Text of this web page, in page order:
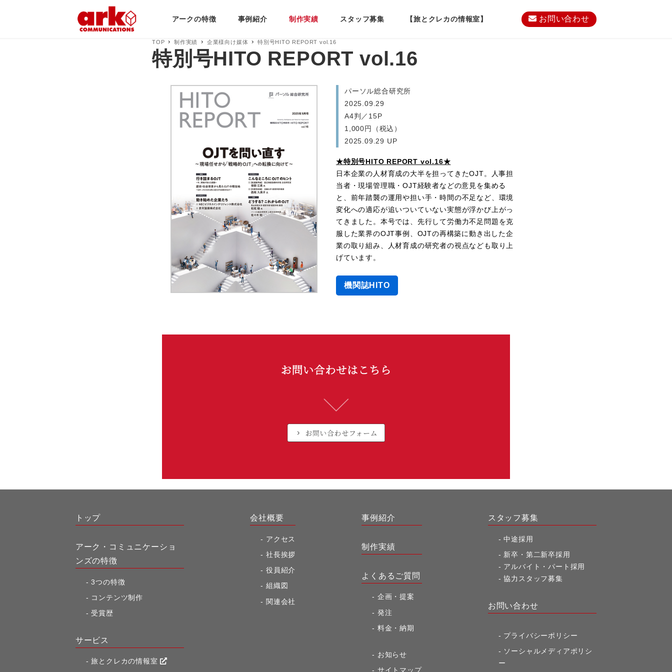
アークの特徴 事例紹介 制作実績 スタッフ募集 【旅とクレカの情報室】 お問い合わせ
TOP 制作実績 企業様向け媒体 特別号HITO REPORT vol.16
特別号HITO REPORT vol.16
パーソル総合研究所
2025.09.29
A4判／15P
1,000円（税込）
2025.09.29 UP
★特別号HITO REPORT vol.16★
日本企業の人材育成の大半を担ってきたOJT。人事担
当者・現場管理職・OJT経験者などの意見を集める
と、前年踏襲の運用や担い手・時間の不足など、環境
変化への適応が追いついていない実態が浮かび上がっ
てきました。本号では、先行して労働力不足問題を克
服した業界のOJT事例、OJTの再構築に動き出した企
業の取り組み、人材育成の研究者の視点なども取り上
げています。
機関誌HITO
トップ
アーク・コミュニケーショ
ンズの特徴
3つの特徴
コンテンツ制作
受賞歴
サービス
旅とクレカの情報室
会社概要
アクセス
社長挨拶
役員紹介
組織図
関連会社
事例紹介
制作実績
よくあるご質問
企画・提案
発注
料金・納期
お知らせ
サイトマップ
スタッフ募集
中途採用
新卒・第二新卒採用
アルバイト・パート採用
協力スタッフ募集
お問い合わせ
プライバシーポリシー
ソーシャルメディアポリシ
ー